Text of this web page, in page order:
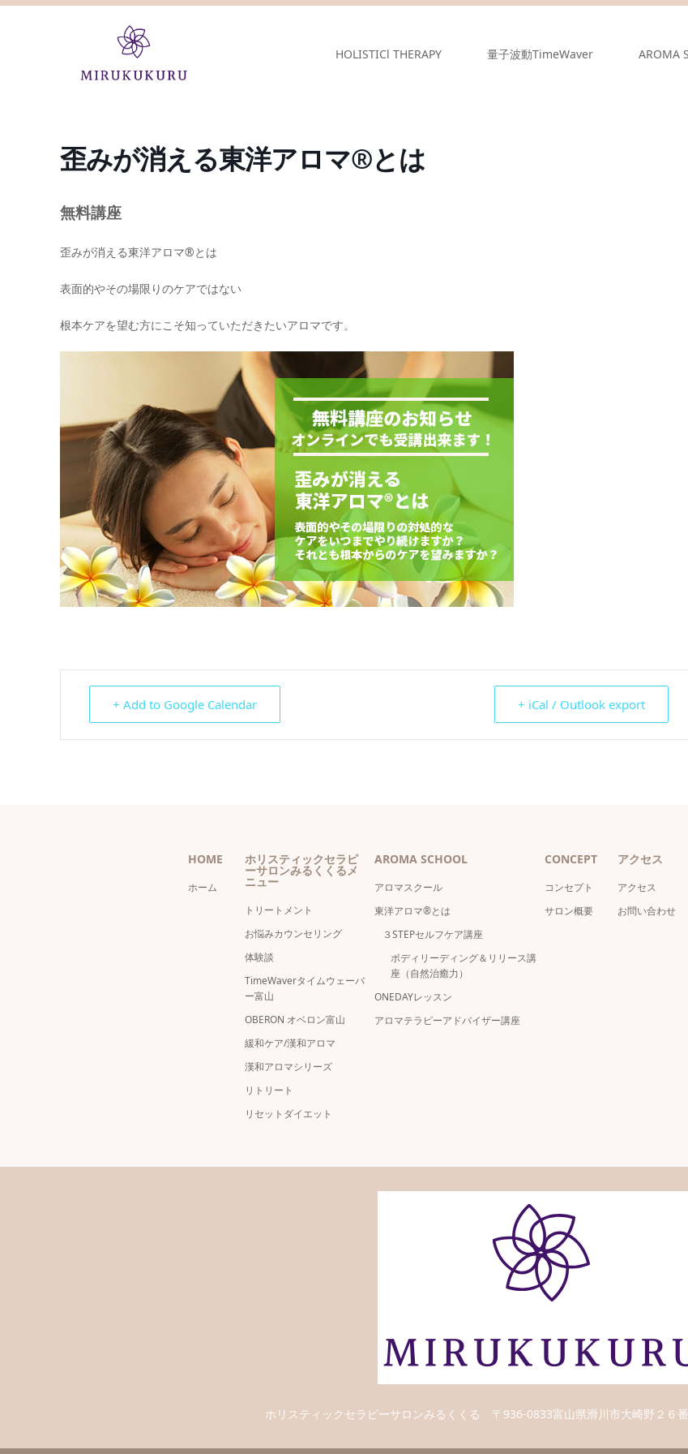
HOLISTICl THERAPY 量子波動TimeWaver AROMA
歪みが消える東洋アロマ®とは
無料講座
歪みが消える東洋アロマ®とは
表面的やその場限りのケアではない
根本ケアを望む方にこそ知っていただきたいアロマです。
+ Add to Google Calendar + iCal / Outlook export
HOME
ホーム
ホリスティックセラピ
ーサロンみるくくるメ
ニュー
トリートメント
お悩みカウンセリング
体験談
TimeWaverタイムウェーバ
ー富山
OBERON オベロン富山
緩和ケア/漢和アロマ
漢和アロマシリーズ
リトリート
リセットダイエット
AROMA SCHOOL
アロマスクール
東洋アロマ®とは
３STEPセルフケア講座
ボディリーディング＆リリース講
座（自然治癒力）
ONEDAYレッスン
アロマテラピーアドバイザー講座
CONCEPT
コンセプト
サロン概要
アクセス
アクセス
お問い合わせ
ホリスティックセラピーサロンみるくくる 〒936-0833富山県滑川市大崎野２６